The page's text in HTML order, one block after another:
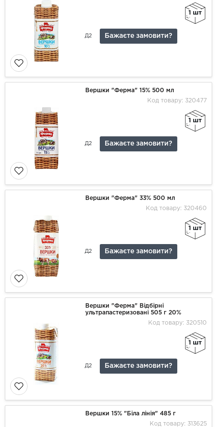
1 шт
Д2 Бажаєте замовити?
Вершки "Ферма" 15% 500 мл
Код товару: 320477
1 шт
Д2 Бажаєте замовити?
Вершки "Ферма" 33% 500 мл
Код товару: 320460
1 шт
Д2 Бажаєте замовити?
Вершки "Ферма" Відбірні
ультрапастеризовані 505 г 20%
Код товару: 320510
1 шт
Д2 Бажаєте замовити?
Вершки 15% "Біла лінія" 485 г
Код товару: 313625